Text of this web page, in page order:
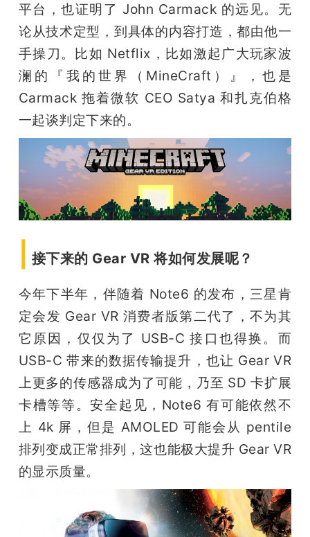
平台，也证明了 John Carmack 的远见。无
论从技术定型，到具体的内容打造，都由他一
手操刀。比如 Netflix，比如激起广大玩家波
澜的『我的世界（MineCraft）』，也是
Carmack 拖着微软 CEO Satya 和扎克伯格
一起谈判定下来的。
接下来的 Gear VR 将如何发展呢？
今年下半年，伴随着 Note6 的发布，三星肯
定会发 Gear VR 消费者版第二代了，不为其
它原因，仅仅为了 USB-C 接口也得换。而
USB-C 带来的数据传输提升，也让 Gear VR
上更多的传感器成为了可能，乃至 SD 卡扩展
卡槽等等。安全起见，Note6 有可能依然不
上 4k 屏，但是 AMOLED 可能会从 pentile
排列变成正常排列，这也能极大提升 Gear VR
的显示质量。